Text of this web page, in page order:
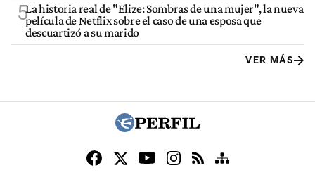
5La historia real de "Elize: Sombras de una mujer", la nueva
película de Netflix sobre el caso de una esposa que
descuartizó a su marido
VER MÁS